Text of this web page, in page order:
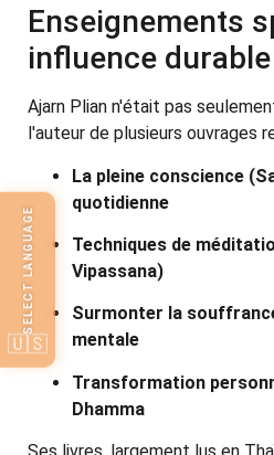
Enseignements
influence durable
Ajarn Plian n'était pas
l'auteur de plusieurs ouvrages
La pleine conscience
quotidienne
Techniques de
Vipassana)
Surmonter la
mentale
Transformation
Dhamma
SELECT LANGUAGE
🇺🇸